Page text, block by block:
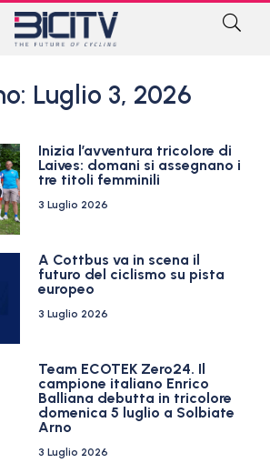
Luglio 3, 2026
Inizia l’avventura tricolore di
Laives: domani si assegnano i
tre titoli femminili
3 Luglio 2026
A Cottbus va in scena il
futuro del ciclismo su pista
europeo
3 Luglio 2026
Team ECOTEK Zero24. Il
campione italiano Enrico
Balliana debutta in tricolore
domenica 5 luglio a Solbiate
Arno
3 Luglio 2026